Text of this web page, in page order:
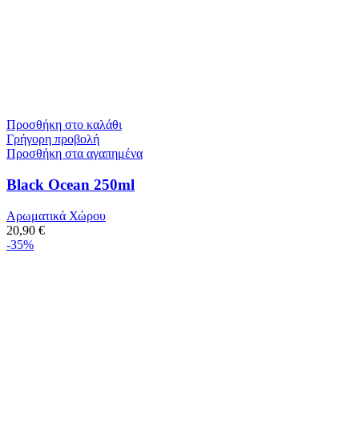
Προσθήκη στο καλάθι
Γρήγορη προβολή
Προσθήκη στα αγαπημένα
Black Ocean 250ml
Αρωματικά Χώρου
20,90 €
-35%